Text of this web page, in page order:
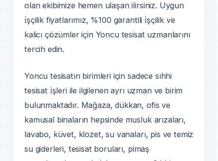
olan ekibimize hemen ulaşan ilirsiniz. Uygun
i̇şçilik fiyatlarımız, %100 garantili i̇şçilik ve
kalicı çözümler için Yoncu tesisat uzmanlarını
tercih edin.
Yoncu tesisatın birimleri için sadece sıhhi
tesisat i̇şleri ile ilgilenen ayrı uzman ve birim
bulunmaktadır. Mağaza, dükkan, ofis ve
kamusal binaların hepsinde musluk arızaları,
lavabo, küvet, klozet, su vanaları, pis ve temiz
su giderleri, tesisat boruları, pimaş